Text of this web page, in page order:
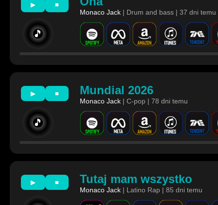
▶ ■
🎵
Monaco Jack | Drum and bass | 37 dni temu
▶ ■
🎵
Mundial 2026
Monaco Jack | C-pop | 78 dni temu
▶ ■ Tutaj mam wszystko
Monaco Jack | Latino Rap | 85 dni temu